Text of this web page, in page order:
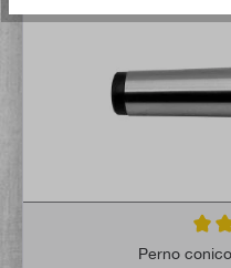
Perno